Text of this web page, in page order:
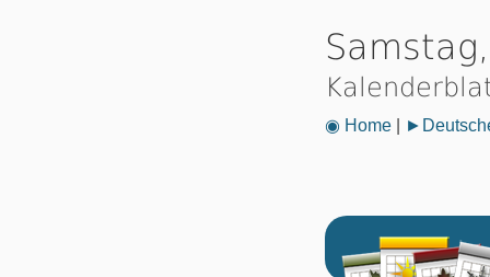
◉ Home|